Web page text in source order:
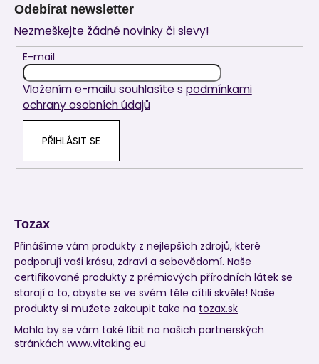
Odebírat newsletter
Nezmeškejte žádné novinky či slevy!
E-mail
Vložením e-mailu souhlasíte s podmínkami
ochrany osobních údajů
PŘIHLÁSIT SE
Tozax
Přinášíme vám produkty z nejlepších zdrojů, které
podporují vaši krásu, zdraví a sebevědomí. Naše
certifikované produkty z prémiových přírodních látek se
starají o to, abyste se ve svém těle cítili skvěle! Naše
produkty si mužete zakoupit take na tozax.sk
Mohlo by se vám také líbit na našich partnerských
stránkách www.vitaking.eu